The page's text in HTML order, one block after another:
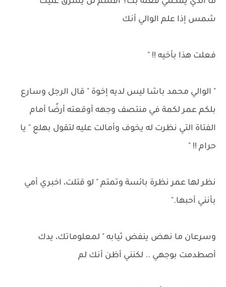
شمس إذا علم الوالي أنك
فعلت هذا بأخيه !! "
" الوالي محمد باشا ليس لديه إخوة " قال الرجل وسارع
بلكم عمر لكمة في منتصف وجهه أوقعته أرضًا أمام
الفتاة التي نظرت له يخوف وأمالت عليه لتقول بهلع " يا
حرام !! "
نظر لها عمر نظرة بائسة وتمتم " لو قتلت، اخبري أمي
بأنني أحبها."
وسرعان ما نهض ينفض ثيابه " لمعلوماتك، يدك
أصطدمت بوجهي .. لكنني أظن أنك لم